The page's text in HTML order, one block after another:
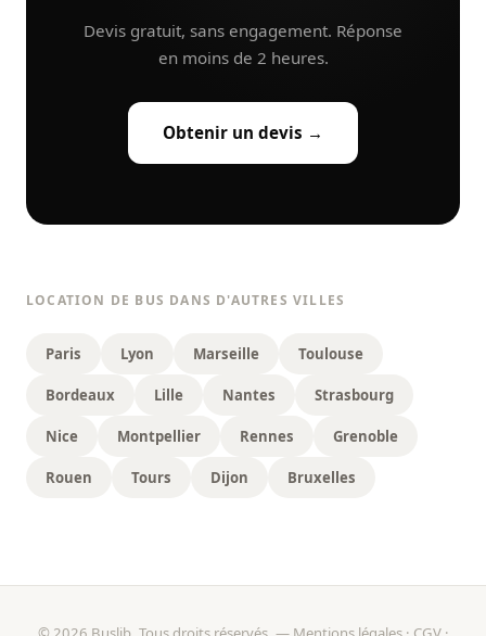
Devis gratuit, sans engagement. Réponse
en moins de 2 heures.
Obtenir un devis →
LOCATION DE BUS DANS D'AUTRES VILLES
Paris Lyon Marseille Toulouse
Bordeaux Lille Nantes Strasbourg
Nice Montpellier Rennes Grenoble
Rouen Tours Dijon Bruxelles